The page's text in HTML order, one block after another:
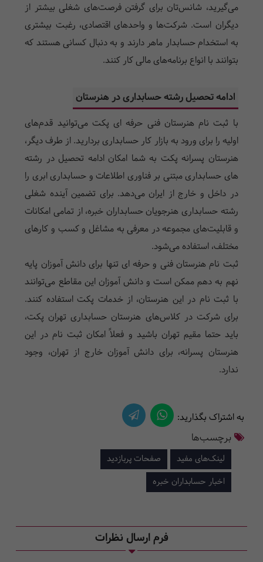
می‌گیرید، شانس‌تان برای گرفتن فرصت‌های شغلی بیشتر از
دیگران است. شرکت‌ها و واحدهای اقتصادی، رغبت بیشتری
به استخدام حسابدار ماهر دارند و به دنبال کسانی هستند که
بتوانند با انواع برنامه‌های مالی کار کنند.
ادامه تحصیل رشته حسابداری در هنرستان
با ثبت نام هنرستان فنی حرفه ای پکت می‌توانید قدم‌های
اولیه را برای ورود به بازار کار حسابداری بردارید. از طرف دیگر،
هنرستان پسرانه پکت به شما امکان ادامه تحصیل در رشته
های حسابداری مبتنی بر فناوری اطلاعات و حسابداری ابری را
در داخل و خارج از ایران می‌دهد. برای تضمین آینده شغلی
رشته حسابداری هنرجویان حسابداران خبره، از تمامی امکانات
و قابلیت‌های مجموعه در معرفی به مشاغل و کسب و کارهای
مختلف، استفاده می‌شود.
ثبت نام هنرستان فنی و حرفه ای تنها برای دانش آموزان پایه
نهم به دهم ممکن است و دانش آموزان این مقاطع می‌توانند
با ثبت نام در این هنرستان، از خدمات پکت استفاده کنند.
برای شرکت در کلاس‌های هنرستان حسابداری تهران پکت،
باید حتما مقیم تهران باشید و فعلاً امکان ثبت نام در این
هنرستان پسرانه، برای دانش آموزان خارج از تهران، وجود
ندارد.
به اشتراک بگذارید:
برچسب‌ها
لینک‌های مفید
صفحات پربازدید
اخبار حسابداران خبره
فرم ارسال نظرات